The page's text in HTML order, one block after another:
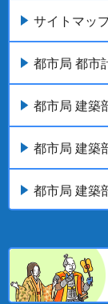
サイトマッ
都市局 都市
都市局 建築
都市局 建築
都市局 建築